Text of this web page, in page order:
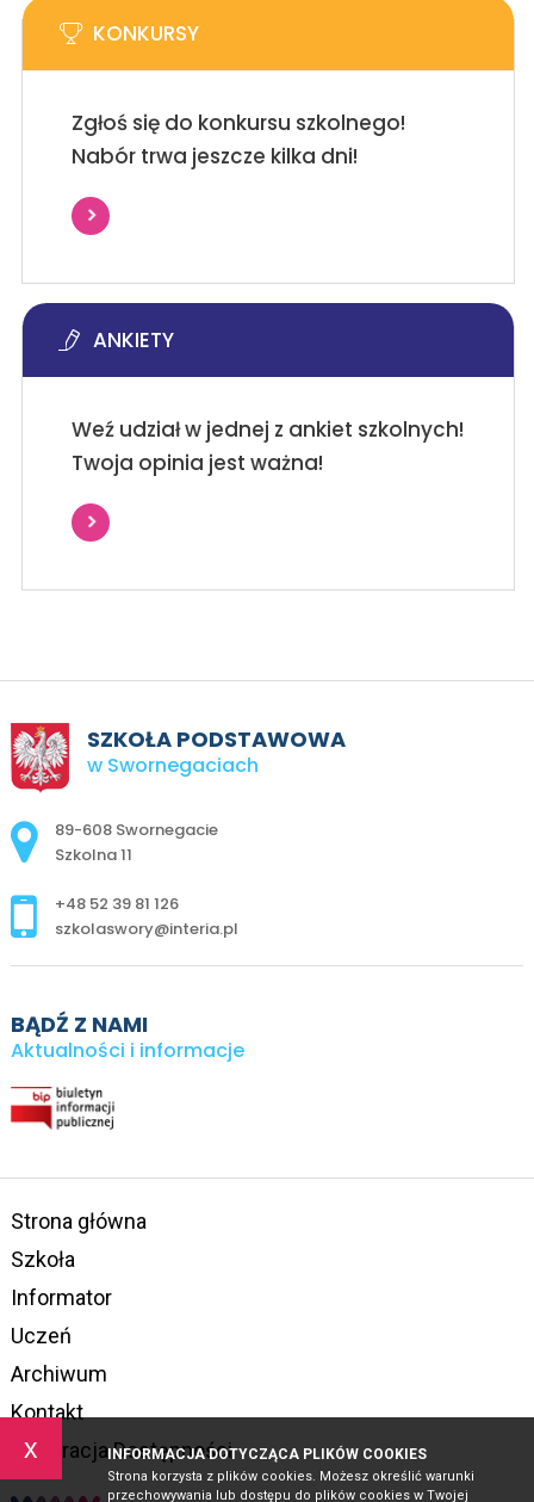
x INFORMACJA DOTYCZĄCA PLIKÓW COOKIES
Strona korzysta z plików cookies. Możesz określić warunki
przechowywania lub dostępu do plików cookies w Twojej
KONKURSY
Zgłoś się do konkursu szkolnego!
Nabór trwa jeszcze kilka dni!
ANKIETY
Weź udział w jednej z ankiet szkolnych!
Twoja opinia jest ważna!
SZKOŁA PODSTAWOWA
w Swornegaciach
Adres pocztowy:
89-608 Swornegacie
Szkolna 11
+48 52 39 81 126
szkolaswory@interia.pl
BĄDŹ Z NAMI
Aktualności i informacje
Strona główna
Szkoła
Informator
Uczeń
Archiwum
Kontakt
Deklaracja Dostępności